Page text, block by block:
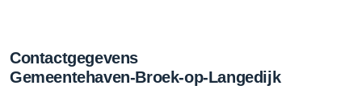
Contactgegevens
Gemeentehaven-Broek-op-Langedijk